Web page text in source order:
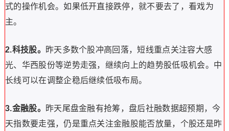
式的操作机会。如果低开直接跌停，就不要去了，看戏为
主。
2.科技股。
昨天多数个股冲高回落，短线重点关注容大感
光、华西股份等逆势走强，继续向上的趋势股低吸机会。中
长线可以在调整企稳后继续低吸布局。
3.金融股。
昨天尾盘金融有抢筹，盘后社融数据超预期，今
天指数要走强，仍是重点关注金融股能否放量，个股还是昨